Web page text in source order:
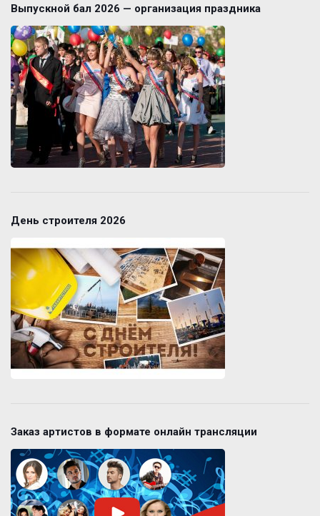
Выпускной бал 2026 — организация праздника
День строителя 2026
Заказ артистов в формате онлайн трансляции